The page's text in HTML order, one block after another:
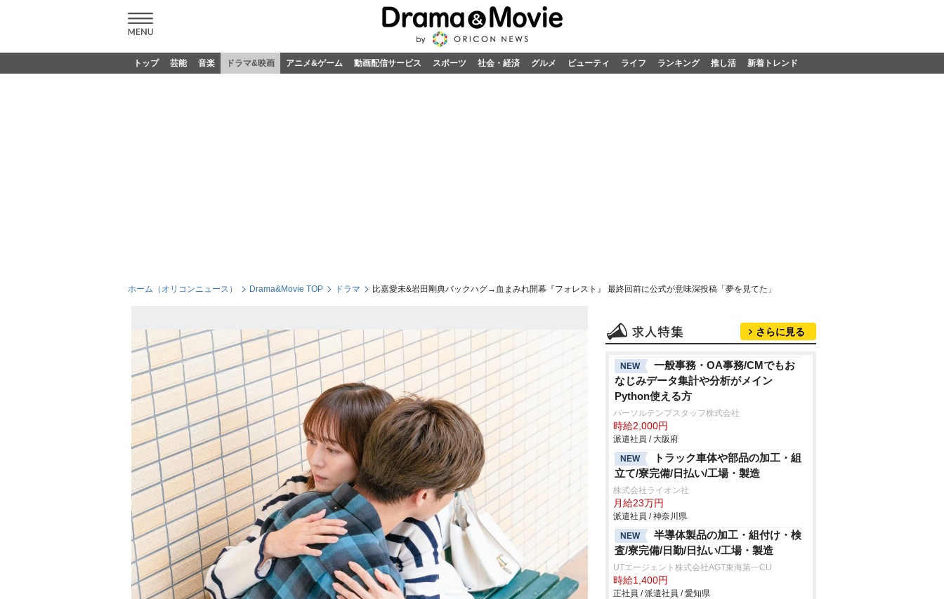
トップ 芸能 音楽 ドラマ&映画 アニメ&ゲーム 動画配信サービス スポーツ 社会・経済 グルメ ビューティ ライフ ランキング 推し活 新着トレンド
ホーム（オリコンニュース） Drama&Movie TOP ドラマ 比嘉愛未&岩田剛典バックハグ→血まみれ開幕『フォレスト』 最終回前に公式が意味深投稿「夢を見てた」
さらに見る
NEW
一般事務・OA事務/CMでもお
なじみデータ集計や分析がメイン
Python使える方
パーソルテンプスタッフ株式会社
時給2,000円
派遣社員 / 大阪府
NEW
トラック車体や部品の加工・組
立て/寮完備/日払い/工場・製造
株式会社ライオン社
月給23万円
派遣社員 / 神奈川県
NEW
半導体製品の加工・組付け・検
査/寮完備/日勤/日払い/工場・製造
UTエージェント株式会社AGT東海第一CU
時給1,400円
正社員 / 派遣社員 / 愛知県